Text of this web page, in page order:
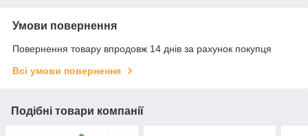
Умови повернення
Повернення товару впродовж 14 днів за рахунок покупця
Всі умови повернення
Подібні товари компанії